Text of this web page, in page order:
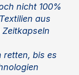
nicht 100%
aus
retten, bis es